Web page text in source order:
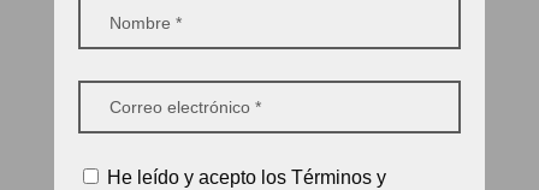
He leído y acepto los Términos y